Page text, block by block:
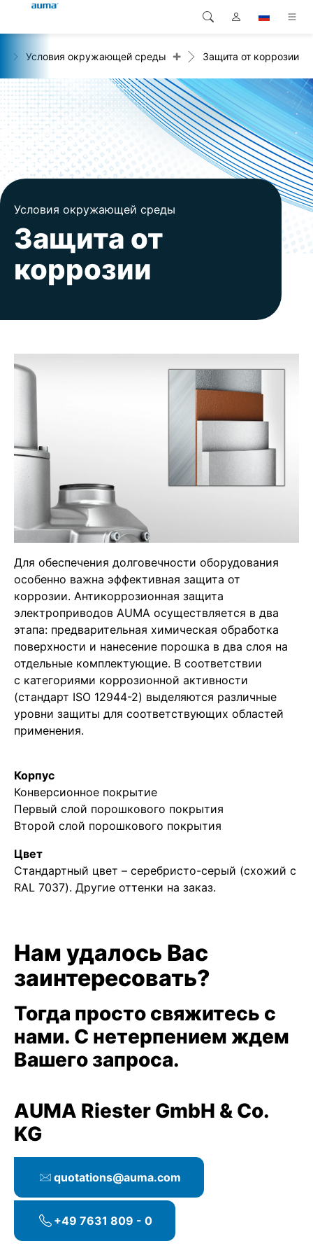
Продукция
Решения
Загрузки
Сервисная служба
Предприятие
Контакт
Global
Европа
Азия и Тихий океан
Северная Америка
Поиск
Условия окружающей среды + Защита от коррозии
Условия окружающей среды
Защита от
коррозии
Для обеспечения долговечности оборудования
особенно важна эффективная защита от
коррозии. Антикоррозионная защита
электроприводов AUMA осуществляется в два
этапа: предварительная химическая обработка
поверхности и нанесение порошка в два слоя на
отдельные комплектующие. В соответствии
с категориями коррозионной активности
(стандарт ISO 12944-2) выделяются различные
уровни защиты для соответствующих областей
применения.
Корпус
Конверсионное покрытие
Первый слой порошкового покрытия
Второй слой порошкового покрытия
Цвет
Стандартный цвет – серебристо-серый (схожий с
RAL 7037). Другие оттенки на заказ.
Нам удалось Вас
заинтересовать?
Тогда просто свяжитесь с
нами. С нетерпением ждем
Вашего запроса.
AUMA Riester GmbH & Co.
KG
quotations@auma.com
+49 7631 809 - 0